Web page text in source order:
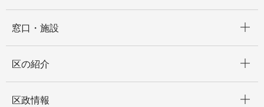
窓口・施設
区の紹介
区政情報